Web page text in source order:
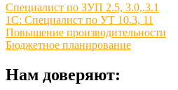
Специалист по ЗУП 2.5, 3.0,.3.1
1С: Специалист по УТ 10.3, 11
Повышение производительности
Бюджетное планирование
Нам доверяют: